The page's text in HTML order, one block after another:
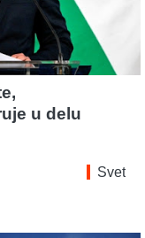
u delu
Svet